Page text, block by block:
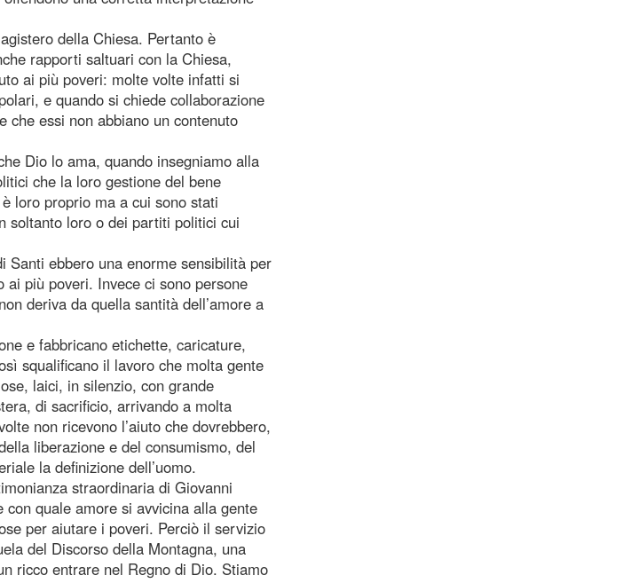
della Chiesa. Pertanto è
rapporti saltuari con la Chiesa,
ai più poveri: molte volte infatti si
e quando si chiede collaborazione
che essi non abbiano un contenuto
Dio lo ama, quando insegniamo alla
che la loro gestione del bene
loro proprio ma a cui sono stati
soltanto loro o dei partiti politici cui
Santi ebbero una enorme sensibilità per
più poveri. Invece ci sono persone
deriva da quella santità dell’amore a
e fabbricano etichette, caricature,
squalificano il lavoro che molta gente
laici, in silenzio, con grande
di sacrificio, arrivando a molta
non ricevono l’aiuto che dovrebbero,
liberazione e del consumismo, del
la definizione dell’uomo.
straordinaria di Giovanni
quale amore si avvicina alla gente
per aiutare i poveri. Perciò il servizio
del Discorso della Montagna, una
ricco entrare nel Regno di Dio. Stiamo